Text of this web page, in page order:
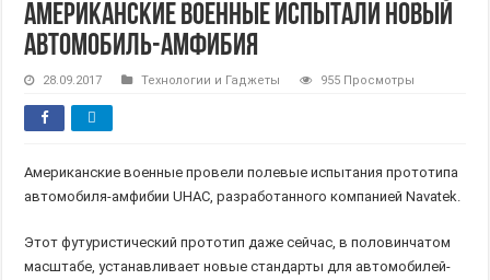
Американские военные испытали новый
автомобиль-амфибия
28.09.2017 Технологии и Гаджеты 955 Просмотры
Американские военные провели полевые испытания прототипа
автомобиля-амфибии UHAC, разработанного компанией Navatek.
Этот футуристический прототип даже сейчас, в половинчатом
масштабе, устанавливает новые стандарты для автомобилей-